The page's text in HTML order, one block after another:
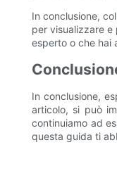
In conclusione,
per visualizzare e
esperto o che hai
In conclusione,
articolo, si può
continuiamo ad
questa guida ti